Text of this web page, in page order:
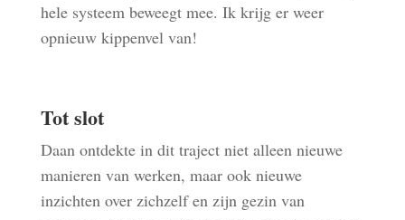
hele systeem beweegt mee. Ik krijg er weer
opnieuw kippenvel van!
Tot slot
Daan ontdekte in dit traject niet alleen nieuwe
manieren van werken, maar ook nieuwe
inzichten over zichzelf en zijn gezin van